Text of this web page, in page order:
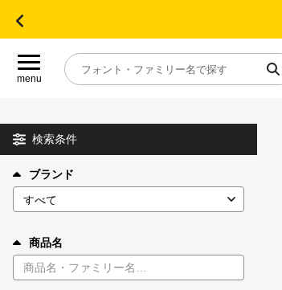
menu
目的別フォントガイド
特集
年間ライセンス商品
検索条件
ブランド
商品名